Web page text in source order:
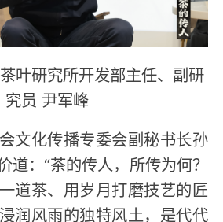
叶研究所开发部主任、副研
究员 尹军峰
文化传播专委会副秘书长孙
道：“茶的传人，所传为何？
道茶、用岁月打磨技艺的匠
润风雨的独特风土，是代代